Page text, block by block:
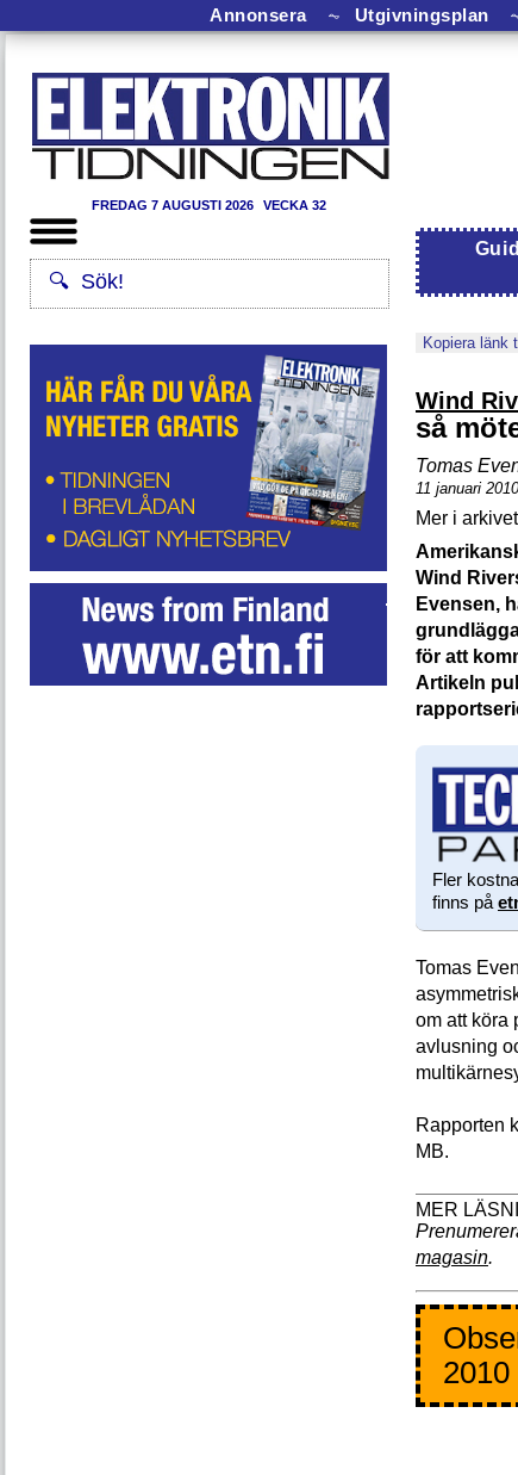
Annonsera ⏦ Utgivningsplan
FREDAG 7 AUGUSTI 2026 VECKA 32
Kopiera länk
Wind
så
Tomas
11 januari 2010
Wind
Evensen,
för att
Artikeln
Fler
finns på
Tomas
om att köra
avlusning
Rapporten
MB.
magasin.